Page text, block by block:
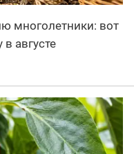
многолетники: вот
августе